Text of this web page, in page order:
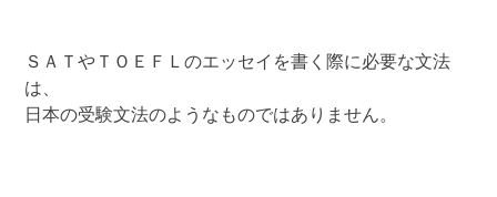
ＳＡＴやＴＯＥＦＬのエッセイを書く際に必要な文法
は、
日本の受験文法のようなものではありません。